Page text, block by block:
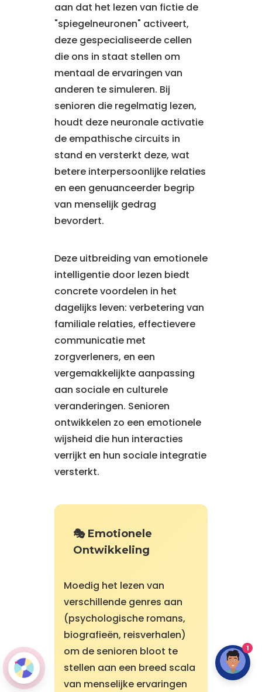
aan dat het lezen van fictie de
"spiegelneuronen" activeert,
deze gespecialiseerde cellen
die ons in staat stellen om
mentaal de ervaringen van
anderen te simuleren. Bij
senioren die regelmatig lezen,
houdt deze neuronale activatie
de empathische circuits in
stand en versterkt deze, wat
betere interpersoonlijke relaties
en een genuanceerder begrip
van menselijk gedrag
bevordert.
Deze uitbreiding van emotionele
intelligentie door lezen biedt
concrete voordelen in het
dagelijks leven: verbetering van
familiale relaties, effectievere
communicatie met
zorgverleners, en een
vergemakkelijkte aanpassing
aan sociale en culturele
veranderingen. Senioren
ontwikkelen zo een emotionele
wijsheid die hun interacties
verrijkt en hun sociale integratie
versterkt.
🎭 Emotionele
Ontwikkeling
Moedig het lezen van
verschillende genres aan
(psychologische romans,
biografieën, reisverhalen)
om de senioren bloot te
stellen aan een breed scala
van menselijke ervaringen
1